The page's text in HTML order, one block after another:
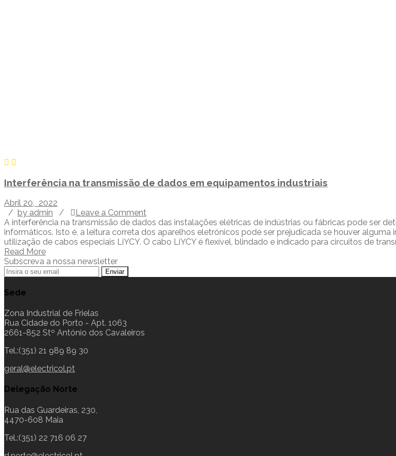
Interferência na transmissão de dados em equipamentos industriais
Abril 20, 2022
/ by admin /
Leave a Comment
A interferência na transmissão de dados das instalações elétricas de indústrias ou fábricas pode ser
informáticos. Isto é, a leitura correta dos aparelhos eletrónicos pode ser prejudicada se houver
utilização de cabos especiais LiYCY. O cabo LiYCY é flexível, blindado e indicado para circuitos de
Read More
Subscreva a nossa newsletter
Sede
Zona Industrial de Frielas
Rua Cidade do Porto - Apt. 1063
2661-852 Stº António dos Cavaleiros
Tel.:(351) 21 989 89 30
geral@electricol.pt
Delegação Norte
Rua das Guardeiras, 230,
4470-608 Maia
Tel.:(351) 22 716 06 27